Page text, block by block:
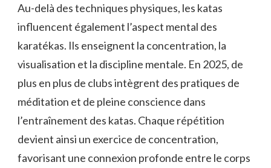
Au-delà des techniques physiques, les katas
influencent également l’aspect mental des
karatékas. Ils enseignent la concentration, la
visualisation et la discipline mentale. En 2025, de
plus en plus de clubs intègrent des pratiques de
méditation et de pleine conscience dans
l’entraînement des katas. Chaque répétition
devient ainsi un exercice de concentration,
favorisant une connexion profonde entre le corps